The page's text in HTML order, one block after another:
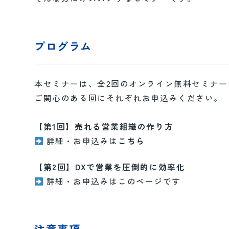
プログラム
本セミナーは、全2回のオンライン無料セミナ
ご関心のある回にそれぞれお申込みください。
【第1回】 売れる営業組織の作り方
詳細・お申込みは こちら
【第2回】DXで営業を圧倒的に効率化
詳細・お申込みはこのページです